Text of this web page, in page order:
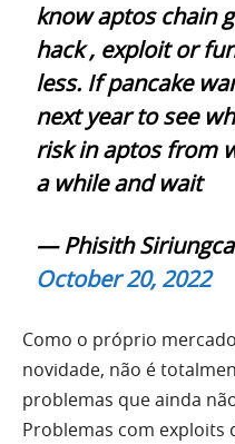
know aptos chain
hack , exploit or
less. If pancake
next year to see
risk in aptos from
a while and wait
— Phisith
October 20, 2022
Como o próprio
novidade, não é
problemas que ainda
Problemas com exploits